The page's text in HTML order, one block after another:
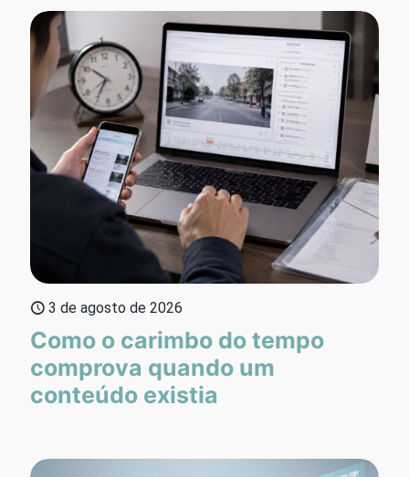
3 de agosto de 2026
Como o carimbo do tempo
comprova quando um
conteúdo existia